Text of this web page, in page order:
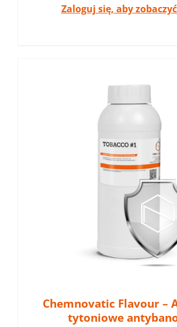
Zaloguj się, aby
Chemnovatic Flavour –
tytoniowe